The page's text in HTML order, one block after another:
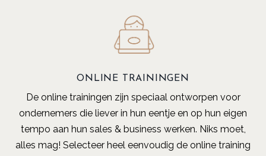
ONLINE TRAININGEN
De online trainingen zijn speciaal ontworpen voor
ondernemers die liever in hun eentje en op hun eigen
tempo aan hun sales & business werken. Niks moet,
alles mag! Selecteer heel eenvoudig de online training